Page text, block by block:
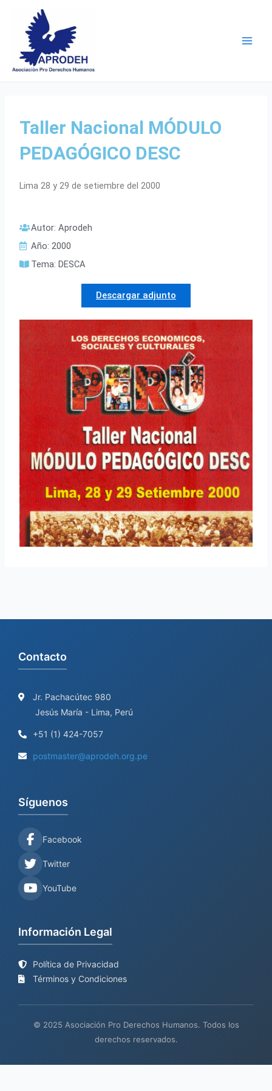
content
Taller Nacional MÓDULO
PEDAGÓGICO DESC
Lima 28 y 29 de setiembre del 2000
Autor: Aprodeh
Año: 2000
Tema: DESCA
Descargar adjunto
Contacto
Jr. Pachacútec 980
Jesús María - Lima, Perú
+51 (1) 424-7057
postmaster@aprodeh.org.pe
Síguenos
Facebook
Twitter
YouTube
Información Legal
Política de Privacidad
Términos y Condiciones
© 2025 Asociación Pro Derechos Humanos. Todos los
derechos reservados.